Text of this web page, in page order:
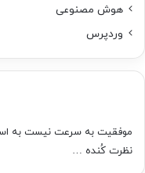
هوش مصنوعی
وردپرس
موفقیت به سرعت نیست به
نظرت کُنده …